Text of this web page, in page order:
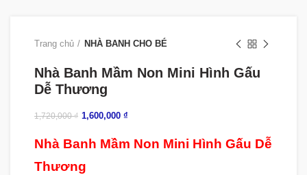
Trang chủ NHÀ BANH CHO BÉ
Nhà Banh Mầm Non Mini Hình Gấu
Dễ Thương
1,720,000₫ 1,600,000 ₫
Nhà Banh Mầm Non Mini Hình Gấu Dễ
Thương